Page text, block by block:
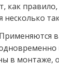
правило,
несколько
Применяются
в монтаже,